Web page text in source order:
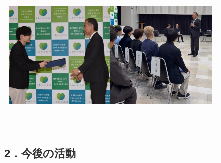
2．今後の活動